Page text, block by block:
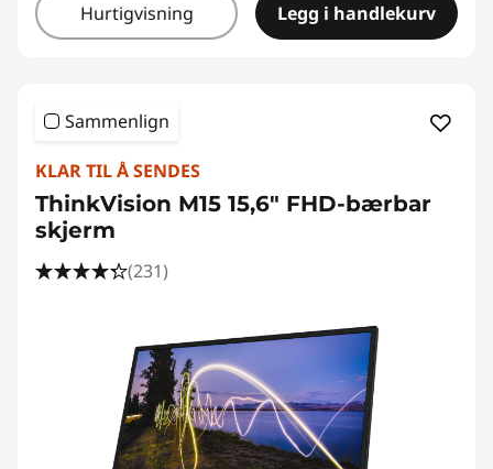
Hurtigvisning Legg i handlekurv
Sammenlign
KLAR TIL Å SENDES
ThinkVision M15 15,6" FHD-bærbar
skjerm
(231)